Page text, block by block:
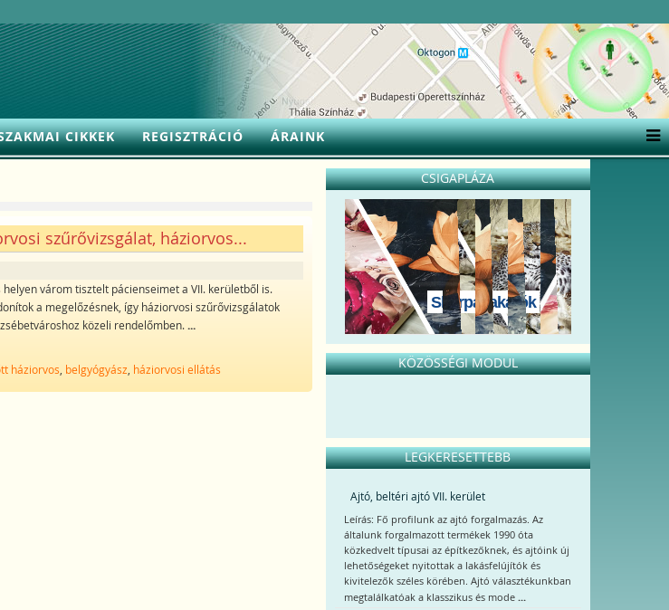
CIKKEK REGISZTRÁCIÓ ÁRAINK
szűrővizsgálat, háziorvos...
várom tisztelt pácienseimet a VII. kerületből is.
a megelőzésnek, így háziorvosi szűrővizsgálatok
közeli rendelőmben....
háziorvos belgyógyász háziorvosi ellátás
CSIGAPLÁZA
Sherpa takarók
KÖZÖSSÉGI MODUL
LEGKERESETTEBB
Ajtó, beltéri ajtó VII. kerület
Leírás: Fő profilunk az ajtó forgalmazás. Az
általunk forgalmazott termékek 1990 óta
közkedvelt típusai az építkezőknek, és ajtóink új
lehetőségeket nyitottak a lakásfelújítók és
kivitelezők széles körében. Ajtó választékunkban
megtalálkatóak a klasszikus és mode ...